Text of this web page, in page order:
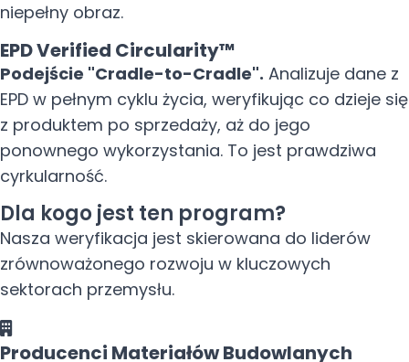
niepełny obraz.
EPD Verified Circularity™
Podejście "Cradle-to-Cradle". Analizuje dane z
EPD w pełnym cyklu życia, weryfikując co dzieje się
z produktem po sprzedaży, aż do jego
ponownego wykorzystania. To jest prawdziwa
cyrkularność.
Dla kogo jest ten program?
Nasza weryfikacja jest skierowana do liderów
zrównoważonego rozwoju w kluczowych
sektorach przemysłu.
Producenci Materiałów Budowlanych